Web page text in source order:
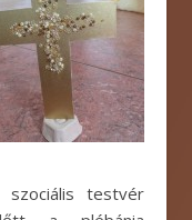
szociális testvér